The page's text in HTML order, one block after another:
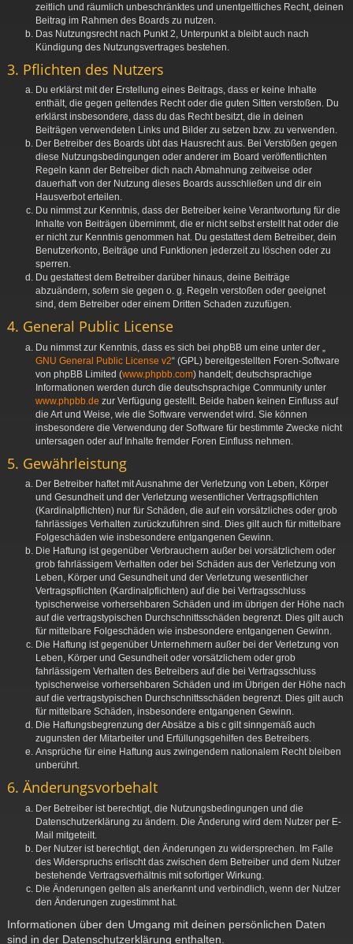
zeitlich und räumlich unbeschränktes und unentgeltliches Recht, deinen
Beitrag im Rahmen des Boards zu nutzen.
Das Nutzungsrecht nach Punkt 2, Unterpunkt a bleibt auch nach
Kündigung des Nutzungsvertrages bestehen.
3. Pflichten des Nutzers
Du erklärst mit der Erstellung eines Beitrags, dass er keine Inhalte
enthält, die gegen geltendes Recht oder die guten Sitten verstoßen. Du
erklärst insbesondere, dass du das Recht besitzt, die in deinen
Beiträgen verwendeten Links und Bilder zu setzen bzw. zu verwenden.
Der Betreiber des Boards übt das Hausrecht aus. Bei Verstößen gegen
diese Nutzungsbedingungen oder anderer im Board veröffentlichten
Regeln kann der Betreiber dich nach Abmahnung zeitweise oder
dauerhaft von der Nutzung dieses Boards ausschließen und dir ein
Hausverbot erteilen.
Du nimmst zur Kenntnis, dass der Betreiber keine Verantwortung für die
Inhalte von Beiträgen übernimmt, die er nicht selbst erstellt hat oder die
er nicht zur Kenntnis genommen hat. Du gestattest dem Betreiber, dein
Benutzerkonto, Beiträge und Funktionen jederzeit zu löschen oder zu
sperren.
Du gestattest dem Betreiber darüber hinaus, deine Beiträge
abzuändern, sofern sie gegen o. g. Regeln verstoßen oder geeignet
sind, dem Betreiber oder einem Dritten Schaden zuzufügen.
4. General Public License
Du nimmst zur Kenntnis, dass es sich bei phpBB um eine unter der „
GNU General Public License v2“ (GPL) bereitgestellten Foren-Software
von phpBB Limited (www.phpbb.com) handelt; deutschsprachige
Informationen werden durch die deutschsprachige Community unter
www.phpbb.de zur Verfügung gestellt. Beide haben keinen Einfluss auf
die Art und Weise, wie die Software verwendet wird. Sie können
insbesondere die Verwendung der Software für bestimmte Zwecke nicht
untersagen oder auf Inhalte fremder Foren Einfluss nehmen.
5. Gewährleistung
Der Betreiber haftet mit Ausnahme der Verletzung von Leben, Körper
und Gesundheit und der Verletzung wesentlicher Vertragspflichten
(Kardinalpflichten) nur für Schäden, die auf ein vorsätzliches oder grob
fahrlässiges Verhalten zurückzuführen sind. Dies gilt auch für mittelbare
Folgeschäden wie insbesondere entgangenen Gewinn.
Die Haftung ist gegenüber Verbrauchern außer bei vorsätzlichem oder
grob fahrlässigem Verhalten oder bei Schäden aus der Verletzung von
Leben, Körper und Gesundheit und der Verletzung wesentlicher
Vertragspflichten (Kardinalpflichten) auf die bei Vertragsschluss
typischerweise vorhersehbaren Schäden und im übrigen der Höhe nach
auf die vertragstypischen Durchschnittsschäden begrenzt. Dies gilt auch
für mittelbare Folgeschäden wie insbesondere entgangenen Gewinn.
Die Haftung ist gegenüber Unternehmern außer bei der Verletzung von
Leben, Körper und Gesundheit oder vorsätzlichem oder grob
fahrlässigem Verhalten des Betreibers auf die bei Vertragsschluss
typischerweise vorhersehbaren Schäden und im Übrigen der Höhe nach
auf die vertragstypischen Durchschnittsschäden begrenzt. Dies gilt auch
für mittelbare Schäden, insbesondere entgangenen Gewinn.
Die Haftungsbegrenzung der Absätze a bis c gilt sinngemäß auch
zugunsten der Mitarbeiter und Erfüllungsgehilfen des Betreibers.
Ansprüche für eine Haftung aus zwingendem nationalem Recht bleiben
unberührt.
6. Änderungsvorbehalt
Der Betreiber ist berechtigt, die Nutzungsbedingungen und die
Datenschutzerklärung zu ändern. Die Änderung wird dem Nutzer per E-
Mail mitgeteilt.
Der Nutzer ist berechtigt, den Änderungen zu widersprechen. Im Falle
des Widerspruchs erlischt das zwischen dem Betreiber und dem Nutzer
bestehende Vertragsverhältnis mit sofortiger Wirkung.
Die Änderungen gelten als anerkannt und verbindlich, wenn der Nutzer
den Änderungen zugestimmt hat.
Informationen über den Umgang mit deinen persönlichen Daten
sind in der Datenschutzerklärung enthalten.